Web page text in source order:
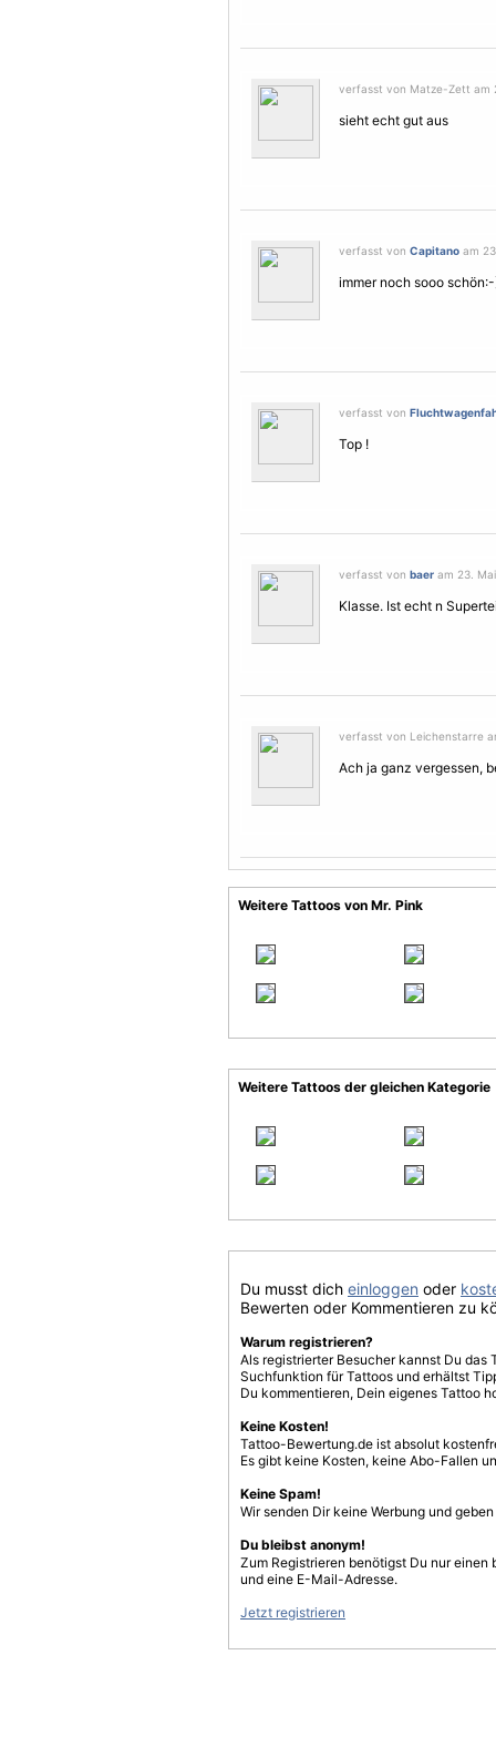
verfasst von Matze-Zett am
sieht echt gut aus
verfasst von Capitano am
immer noch sooo schön:-
verfasst von
Top !
verfasst von baer am 23.
Klasse. Ist echt n
verfasst von Leichenstarre
Ach ja ganz vergessen,
Weitere Tattoos von Mr. Pink
Weitere Tattoos der gleichen Kategorie
Du musst dich einloggen oder
Bewerten oder Kommentieren zu
Warum registrieren?
Als registrierter Besucher kannst Du
Suchfunktion für Tattoos und erhältst
Du kommentieren, Dein eigenes Tattoo
Keine Kosten!
Tattoo-Bewertung.de ist absolut
Es gibt keine Kosten, keine Abo-Fallen
Keine Spam!
Wir senden Dir keine Werbung und
Du bleibst anonym!
Zum Registrieren benötigst Du nur einen
und eine E-Mail-Adresse.
Jetzt registrieren